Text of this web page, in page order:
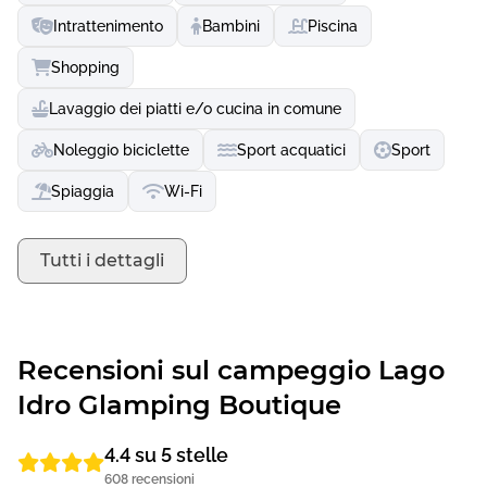
Intrattenimento Bambini Piscina
Shopping
Lavaggio dei piatti e/o cucina in comune
Noleggio biciclette Sport acquatici Sport
Spiaggia Wi-Fi
Tutti i dettagli
Recensioni sul campeggio Lago
Idro Glamping Boutique
4.4 su 5 stelle
608 recensioni